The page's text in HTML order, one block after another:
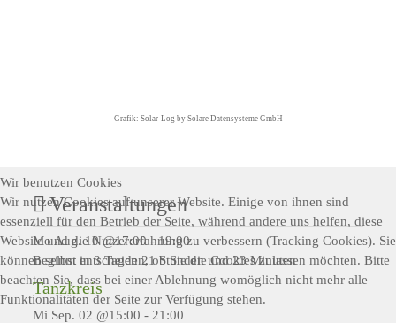
Grafik: Solar-Log by Solare Datensysteme GmbH
Veranstaltungen
Mo Aug. 10 @17:00-19:00
Beginnt in 3 Tagen 21 Stunden und 23 Minuten
Tanzkreis
Mi Sep. 02 @15:00 - 21:00
Wir benutzen Cookies
Wir nutzen Cookies auf unserer Website. Einige von ihnen sind
essenziell für den Betrieb der Seite, während andere uns helfen, diese
Website und die Nutzererfahrung zu verbessern (Tracking Cookies). Sie
können selbst entscheiden, ob Sie die Cookies zulassen möchten. Bitte
beachten Sie, dass bei einer Ablehnung womöglich nicht mehr alle
Funktionalitäten der Seite zur Verfügung stehen.